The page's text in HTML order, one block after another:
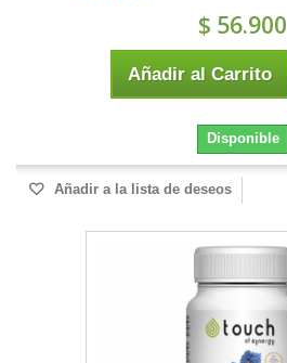
$ 56.900
Añadir al Carrito
Disponible
Añadir a la lista de deseos